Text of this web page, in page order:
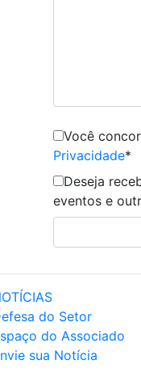
Você
Privacidade*
Deseja
eventos e
do Setor
do Associado
sua Notícia